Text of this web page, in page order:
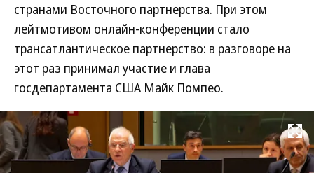
странами Восточного партнерства. При этом
лейтмотивом онлайн-конференции стало
трансатлантическое партнерство: в разговоре на
этот раз принимал участие и глава
госдепартамента США Майк Помпео.
Развернуть